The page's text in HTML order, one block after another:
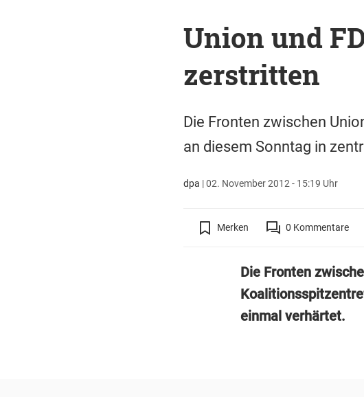
Union und
zerstritten
Die Fronten zwischen
an diesem Sonntag in
dpa |02. November 2012 - 15:19 Uhr
Merken 0 Kommentare
Die Fronten
einmal verhärtet.